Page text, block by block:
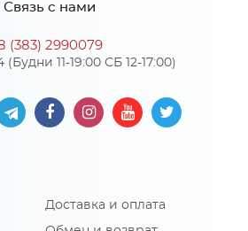
Связь с нами
(383) 2990079
(Будни 11-19:00 СБ 12-17:00)
Доставка и оплата